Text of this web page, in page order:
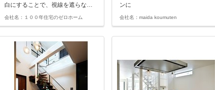
白にすることで、視線を遮らな…
会社名：１００年住宅のゼロホーム
ンに
会社名：maida koumuten